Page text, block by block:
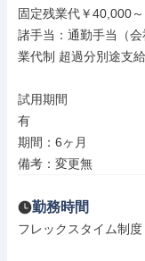
固定残業代￥40,000
諸手当：通勤手当（
業代制 超過分別途支給
試用期間
有
期間：6ヶ月
備考：変更無
勤務時間
フレックスタイム制度